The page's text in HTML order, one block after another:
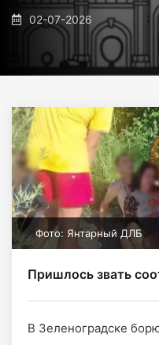
02-07-2026
Фото: Янтарный ДЛБ
Пришлось звать
В Зеленоградске